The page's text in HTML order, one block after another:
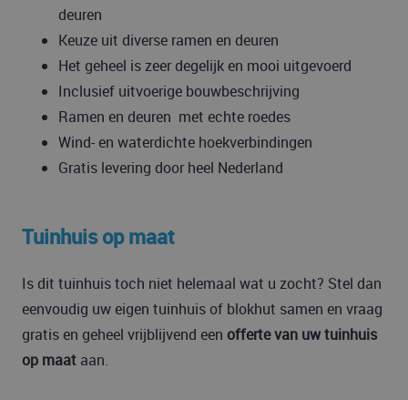
deuren
Keuze uit diverse ramen en deuren
Het geheel is zeer degelijk en mooi uitgevoerd
Inclusief uitvoerige bouwbeschrijving
Ramen en deuren met echte roedes
Wind- en waterdichte hoekverbindingen
Gratis levering door heel Nederland
Tuinhuis op maat
Is dit tuinhuis toch niet helemaal wat u zocht? Stel dan
eenvoudig uw eigen tuinhuis of blokhut samen en vraag
gratis en geheel vrijblijvend een offerte van uw tuinhuis
op maat aan.